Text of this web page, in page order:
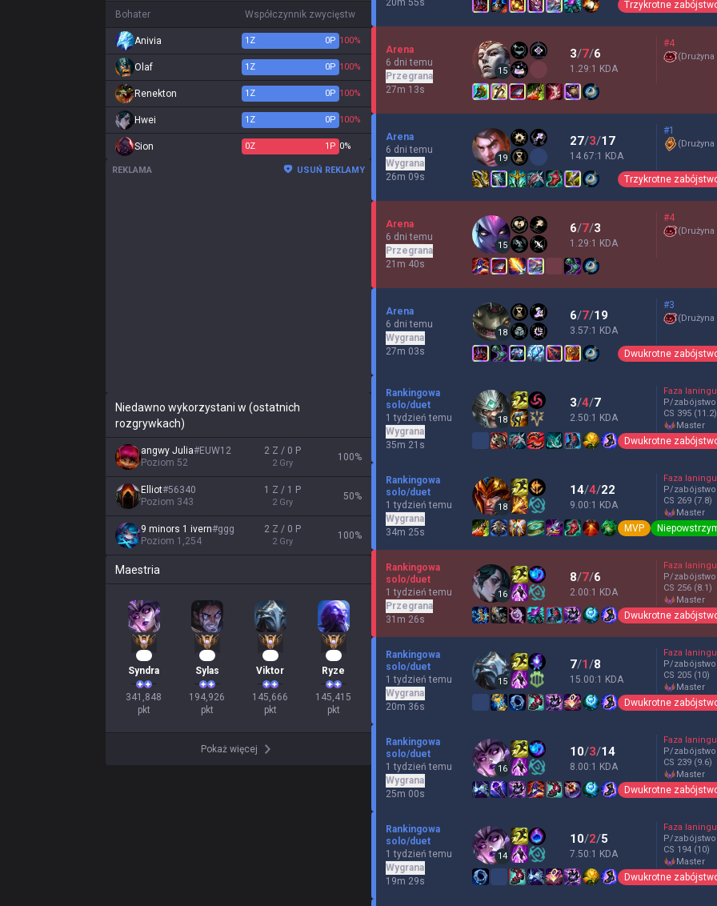
Bohater Współczynnik zwycięstw
Anivia 1 Z 0P 100%
Olaf 1 Z 0P 100%
Renekton 1 Z 0P 100%
Hwei 1 Z 0P 100%
Sion 0Z 1 P 0%
REKLAMA USUŃ REKLAMY
Niedawno wykorzystani w (ostatnich
rozgrywkach)
angwy Julia#EUW12
Poziom 52
2 Z / 0 P
2 Gry
100%
Elliot#56340
Poziom 343
1 Z / 1 P
2 Gry
50%
9 minors 1 ivern#ggg
Poziom 1,254
2 Z / 0 P
2 Gry
100%
Maestria
Syndra
341,848
pkt
Sylas
194,926
pkt
Viktor
145,666
pkt
Ryze
145,415
pkt
Pokaż więcej
20m 55s
Trzykrotne
Arena
6 dni temu
Przegrana
27m 13s
15
3/7/6
1.29:1 KDA
#4
(
Arena
6 dni temu
Wygrana
26m 09s
19
27/3/17
14.67:1 KDA
#1
(
Trzykrotne
Arena
6 dni temu
Przegrana
21m 40s
15
6/7/3
1.29:1 KDA
#4
(
Arena
6 dni temu
Wygrana
27m 03s
18
6/7/19
3.57:1 KDA
#3
(
Dwukrotne
Rankingowa
solo/duet
1 tydzień temu
Wygrana
35m 21s
18
3/4/7
2.50:1 KDA
Faza laningu
P/zabójstwo
CS 395 (11.2)
master
Dwukrotne
Rankingowa
solo/duet
1 tydzień temu
Wygrana
34m 25s
18
14/4/22
9.00:1 KDA
Faza laningu
P/zabójstwo
CS 269 (7.8)
master
MVP
Rankingowa
solo/duet
1 tydzień temu
Przegrana
31m 26s
16
8/7/6
2.00:1 KDA
Faza laningu
P/zabójstwo
CS 256 (8.1)
master
Dwukrotne
Rankingowa
solo/duet
1 tydzień temu
Wygrana
20m 36s
15
7/1/8
15.00:1 KDA
Faza laningu
P/zabójstwo
CS 205 (10)
master
Dwukrotne
Rankingowa
solo/duet
1 tydzień temu
Wygrana
25m 00s
16
10/3/14
8.00:1 KDA
Faza laningu
P/zabójstwo
CS 239 (9.6)
master
Dwukrotne
Rankingowa
solo/duet
1 tydzień temu
Wygrana
19m 29s
14
10/2/5
7.50:1 KDA
Faza laningu
P/zabójstwo
CS 194 (10)
master
Dwukrotne